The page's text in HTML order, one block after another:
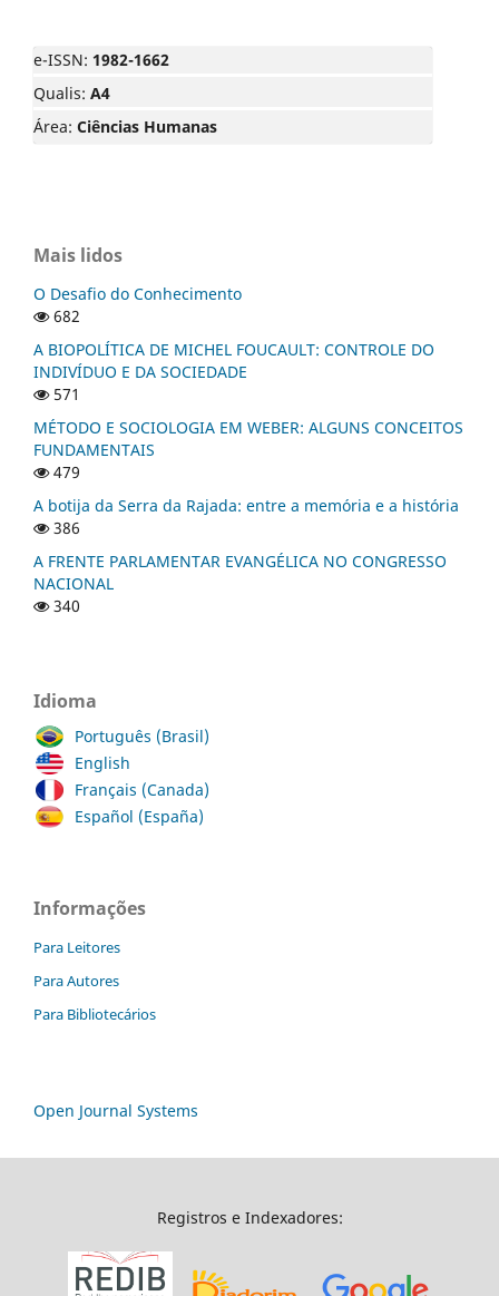
e-ISSN: 1982-1662
Qualis: A4
Área: Ciências Humanas
Mais lidos
O Desafio do Conhecimento
682
A BIOPOLÍTICA DE MICHEL FOUCAULT: CONTROLE DO
INDIVÍDUO E DA SOCIEDADE
571
MÉTODO E SOCIOLOGIA EM WEBER: ALGUNS CONCEITOS
FUNDAMENTAIS
479
A botija da Serra da Rajada: entre a memória e a história
386
A FRENTE PARLAMENTAR EVANGÉLICA NO CONGRESSO
NACIONAL
340
Idioma
Português (Brasil)
English
Français (Canada)
Español (España)
Informações
Para Leitores
Para Autores
Para Bibliotecários
Open Journal Systems
Registros e Indexadores: